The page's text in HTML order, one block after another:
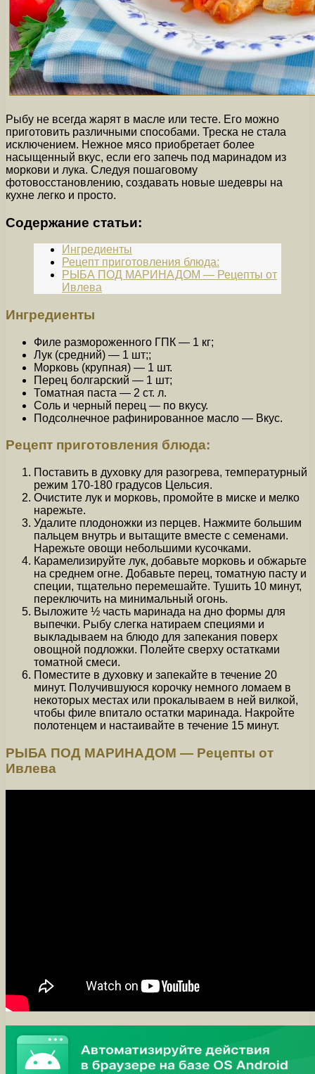
Рыбу не всегда жарят в масле или тесте. Его можно
приготовить различными способами. Треска не стала
исключением. Нежное мясо приобретает более
насыщенный вкус, если его запечь под маринадом из
моркови и лука. Следуя пошаговому
фотовосстановлению, создавать новые шедевры на
кухне легко и просто.
Содержание статьи:
Ингредиенты
Рецепт приготовления блюда:
РЫБА ПОД МАРИНАДОМ — Рецепты от
Ивлева
Ингредиенты
Филе размороженного ГПК — 1 кг;
Лук (средний) — 1 шт;;
Морковь (крупная) — 1 шт.
Перец болгарский — 1 шт;
Томатная паста — 2 ст. л.
Соль и черный перец — по вкусу.
Подсолнечное рафинированное масло — Вкус.
Рецепт приготовления блюда:
Поставить в духовку для разогрева, температурный
режим 170-180 градусов Цельсия.
Очистите лук и морковь, промойте в миске и мелко
нарежьте.
Удалите плодоножки из перцев. Нажмите большим
пальцем внутрь и вытащите вместе с семенами.
Нарежьте овощи небольшими кусочками.
Карамелизируйте лук, добавьте морковь и обжарьте
на среднем огне. Добавьте перец, томатную пасту и
специи, тщательно перемешайте. Тушить 10 минут,
переключить на минимальный огонь.
Выложите ½ часть маринада на дно формы для
выпечки. Рыбу слегка натираем специями и
выкладываем на блюдо для запекания поверх
овощной подложки. Полейте сверху остатками
томатной смеси.
Поместите в духовку и запекайте в течение 20
минут. Получившуюся корочку немного ломаем в
некоторых местах или прокалываем в ней вилкой,
чтобы филе впитало остатки маринада. Накройте
полотенцем и настаивайте в течение 15 минут.
РЫБА ПОД МАРИНАДОМ — Рецепты от
Ивлева